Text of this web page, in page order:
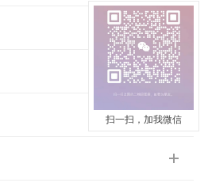
扫一扫，加我微信